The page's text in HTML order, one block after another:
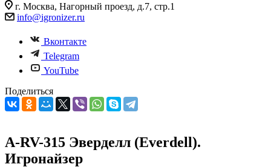
г. Москва, Нагорный проезд, д.7, стр.1
info@igronizer.ru
Вконтакте
Telegram
YouTube
Поделиться
A-RV-315 Эверделл (Everdell).
Игронайзер